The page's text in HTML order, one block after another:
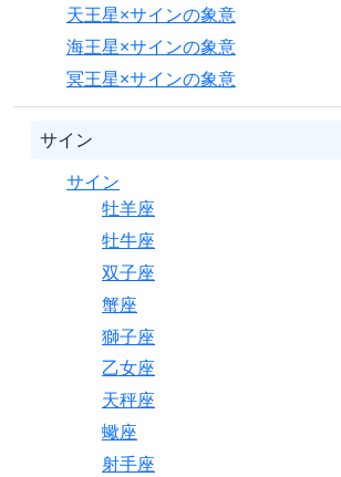
天王星×サインの象意
海王星×サインの象意
冥王星×サインの象意
サイン
サイン
牡羊座
牡牛座
双子座
蟹座
獅子座
乙女座
天秤座
蠍座
射手座